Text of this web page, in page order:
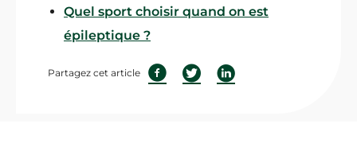
Quel sport choisir quand on est
épileptique ?
Partagez cet article